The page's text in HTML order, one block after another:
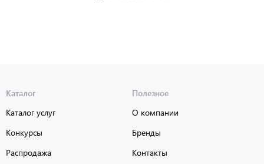
Каталог
Каталог услуг
Конкурсы
Распродажа
Полезное
О компании
Бренды
Контакты